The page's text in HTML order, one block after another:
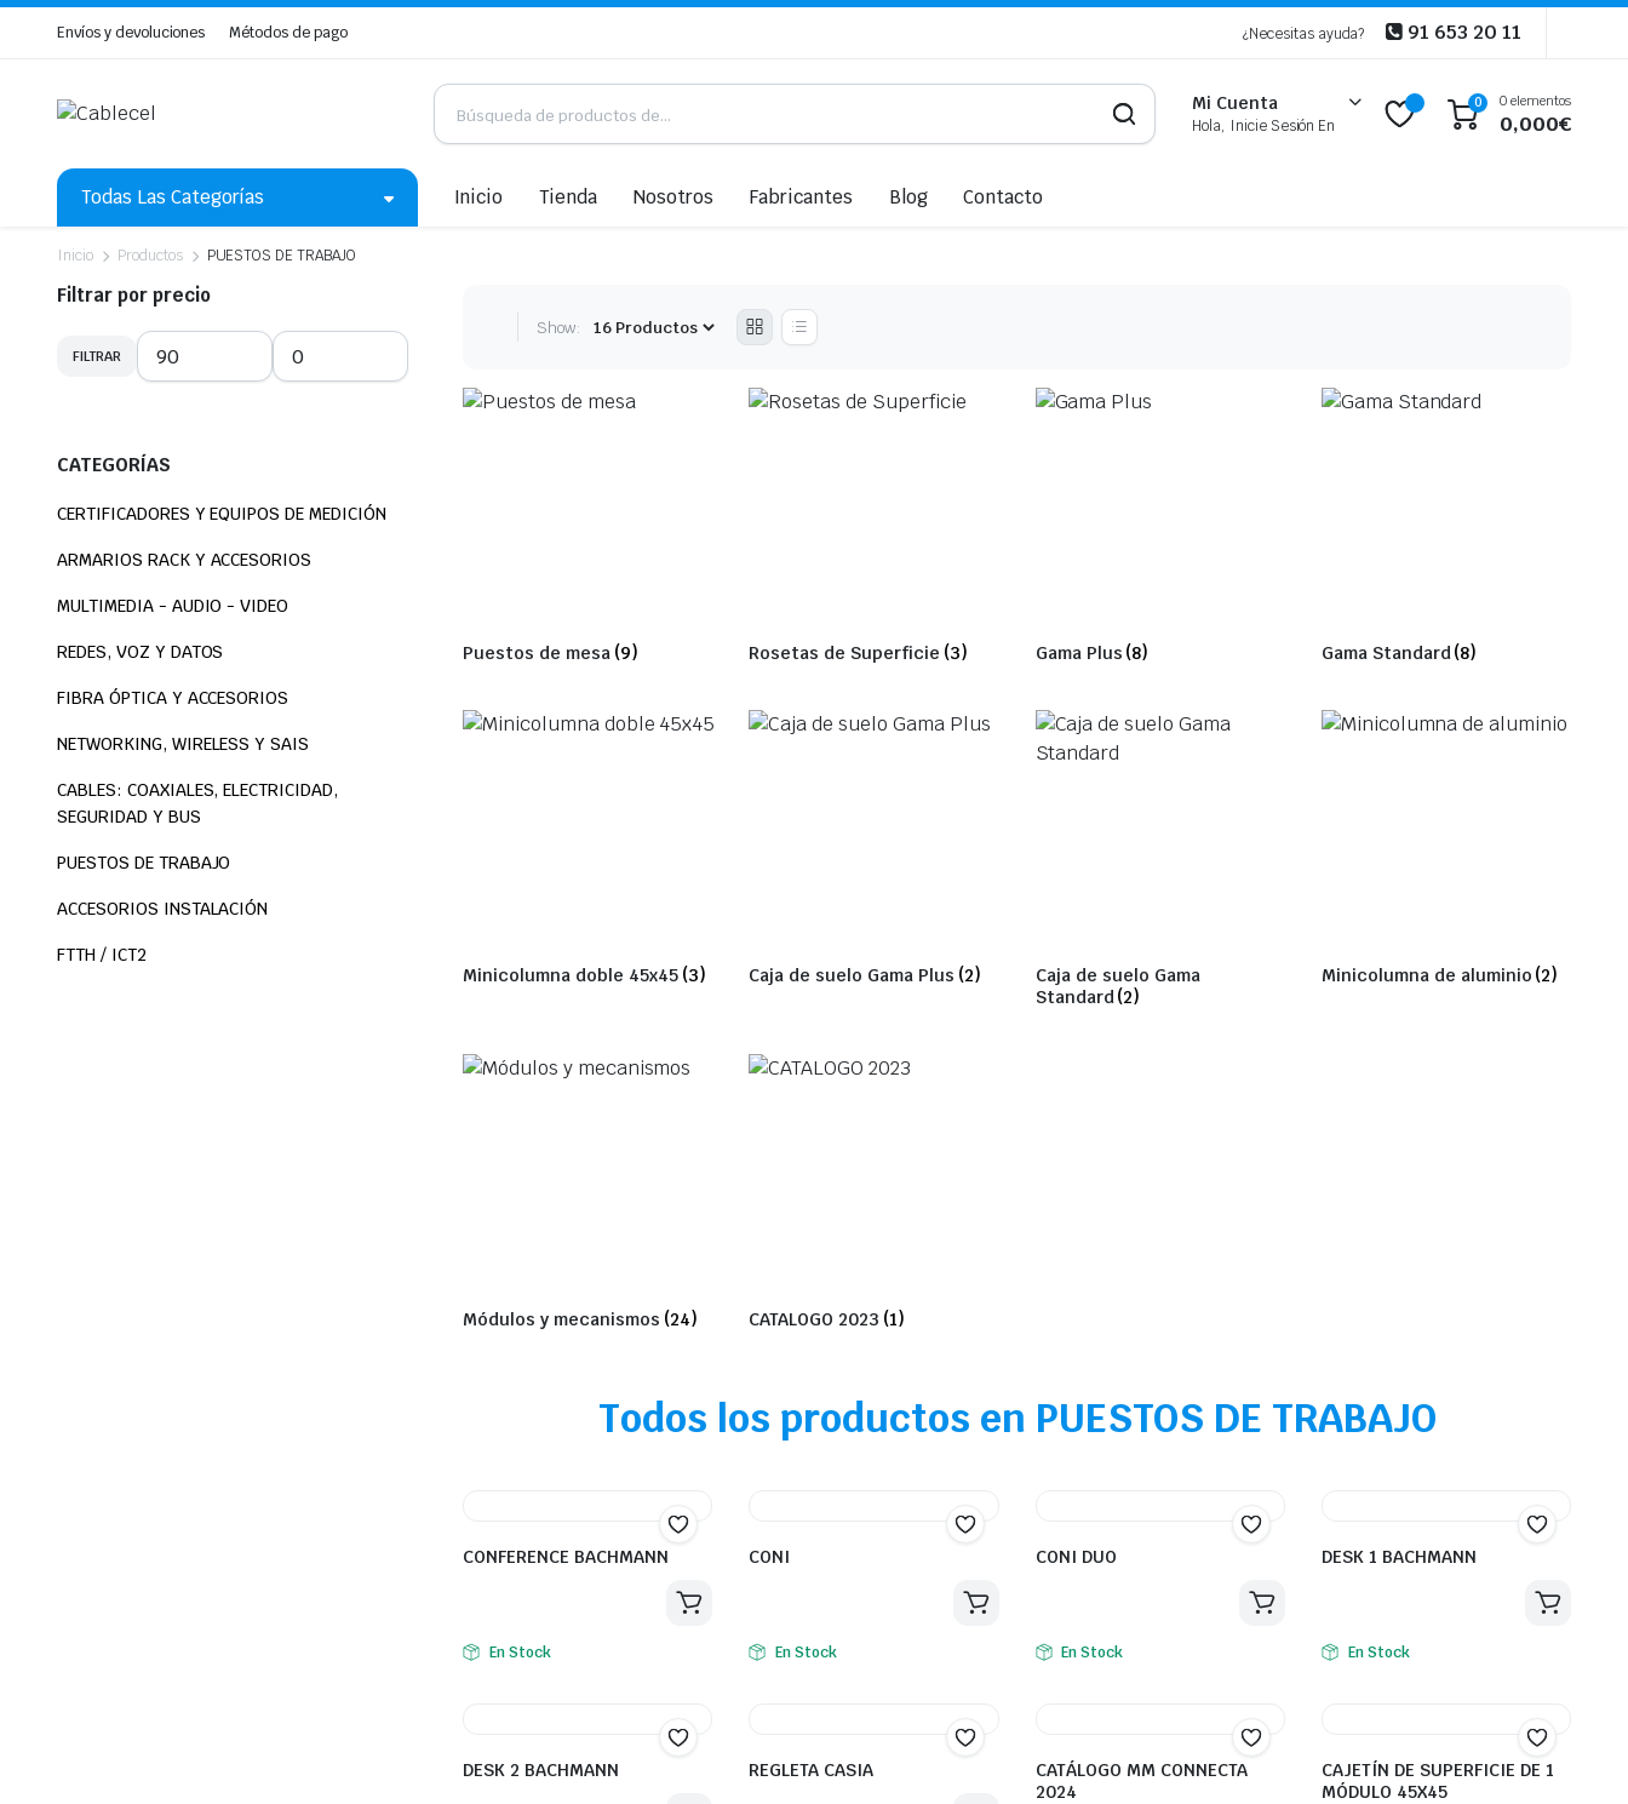
Envíos y devoluciones Métodos de pago ¿Necesitas ayuda? 91 653 20 11
Mi Cuenta
Hola, Inicie Sesión En
0 0 elementos
0,000€
Todas Las Categorías Inicio Tienda Nosotros Fabricantes Blog Contacto
Inicio Productos PUESTOS DE TRABAJO
Show:
Puestos de mesa (9) Rosetas de Superficie (3) Gama Plus (8) Gama Standard(8)
Minicolumna doble 45x45 (3) Caja de suelo Gama Plus (2)
Caja de suelo Gama
Standard(2)
Minicolumna de aluminio (2)
Módulos y mecanismos (24) CATALOGO 2023 (1)
Todos los productos en PUESTOS DE TRABAJO
CONFERENCE BACHMANN
En Stock
CONI
En Stock
CONI DUO
En Stock
DESK 1 BACHMANN
En Stock
DESK 2 BACHMANN REGLETA CASIA
CATÁLOGO MM CONNECTA
2024
CAJETÍN DE SUPERFICIE DE 1
MÓDULO 45X45
Filtrar por precio
Precio
Precio
FILTRAR
CATEGORÍAS
CERTIFICADORES Y EQUIPOS DE MEDICIÓN
ARMARIOS RACK Y ACCESORIOS
MULTIMEDIA - AUDIO - VIDEO
REDES, VOZ Y DATOS
FIBRA ÓPTICA Y ACCESORIOS
NETWORKING, WIRELESS Y SAIS
CABLES: COAXIALES, ELECTRICIDAD,
SEGURIDAD Y BUS
PUESTOS DE TRABAJO
ACCESORIOS INSTALACIÓN
FTTH / ICT2